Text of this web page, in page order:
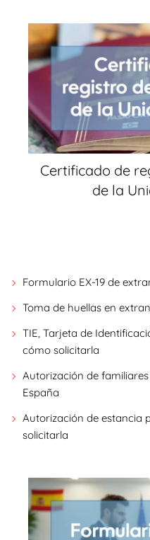
Certificado de
de la
Formulario EX-19 de
Toma de huellas en
TIE, Tarjeta de
cómo solicitarla
Autorización de
España
Autorización de estancia
solicitarla